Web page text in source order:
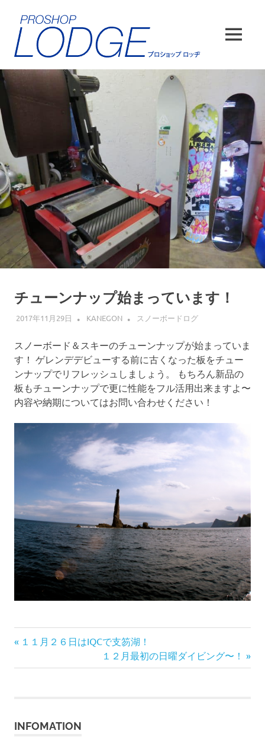
へ
キ
ッ
プ
MENU
チューンナップ始まっています！
2017年11月29日 KANEGON スノーボードログ
スノーボード＆スキーのチューンナップが始まっていま
す！ ゲレンデデビューする前に古くなった板をチュー
ンナップでリフレッシュしましょう。 もちろん新品の
板もチューンナップで更に性能をフル活用出来ますよ〜
内容や納期についてはお問い合わせください！
投
稿
ビ
前
記
１１月２６日はIQCで支笏湖！
次
の
１２月最初の日曜ダイビング〜！
INFOMATION